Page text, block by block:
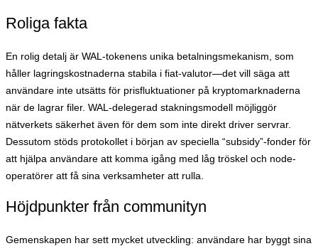
Roliga fakta
En rolig detalj är WAL-tokenens unika betalningsmekanism, som
håller lagringskostnaderna stabila i fiat-valutor—det vill säga att
användare inte utsätts för prisfluktuationer på kryptomarknaderna
när de lagrar filer. WAL-delegerad stakningsmodell möjliggör
nätverkets säkerhet även för dem som inte direkt driver servrar.
Dessutom stöds protokollet i början av speciella “subsidy”-fonder för
att hjälpa användare att komma igång med låg tröskel och node-
operatörer att få sina verksamheter att rulla.
Höjdpunkter från communityn
Gemenskapen har sett mycket utveckling: användare har byggt sina